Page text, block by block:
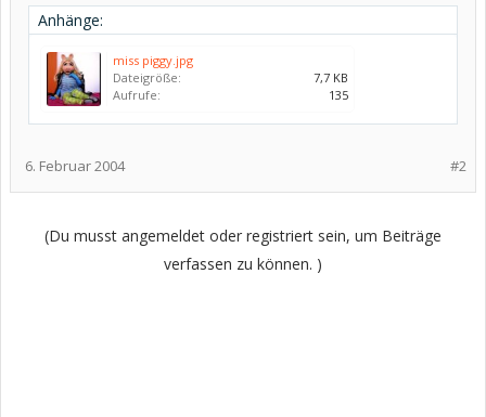
Anhänge:
miss piggy.jpg
Dateigröße:
7,7 KB
Aufrufe:
135
#2
6. Februar 2004
(Du musst angemeldet oder registriert sein, um Beiträge
verfassen zu können. )